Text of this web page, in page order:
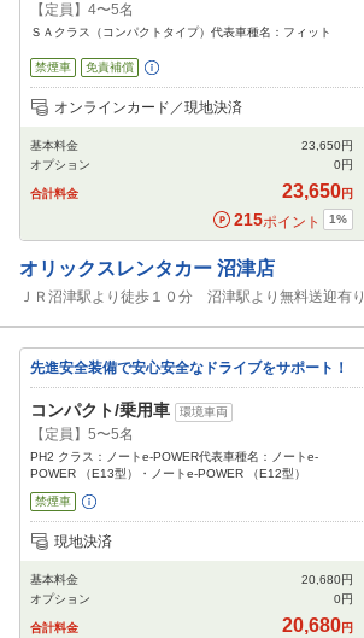
【定員】4〜5名
ＳＡクラス（コンパクトタイプ）代表車種名：フィット
禁煙車 免責補償
追加可能オプション
（次画面で選択ができます）
ETC
オンラインカード／現地決済
基本料金 23,650円
オプション
0円
合計料金 23,650円
215ポイント 1%
オリックスレンタカー 沼津店
ＪＲ沼津駅より徒歩１０分 沼津駅より無料送迎有り
先進安全装備で安心安全なドライブをサポート！
コンパクト/乗用車 環境車両
【定員】5〜5名
PH2 クラス：ノートe-POWER代表車種名：ノートe-
POWER （E13型）・ノートe-POWER （E12型）
禁煙車
追加可能オプション
カーナビ
現地決済
基本料金 20,680円
オプション
0円
合計料金 20,680円